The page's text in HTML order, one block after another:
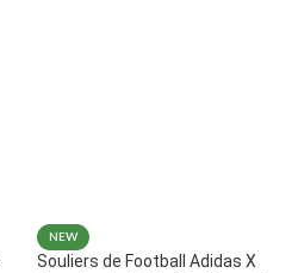
NEW
Souliers de Football Adidas X